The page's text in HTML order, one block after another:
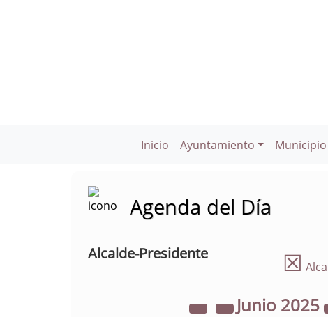
Inicio Ayuntamiento Municipio
Agenda del Día
Alcalde-Presidente ☒
Junio 2025